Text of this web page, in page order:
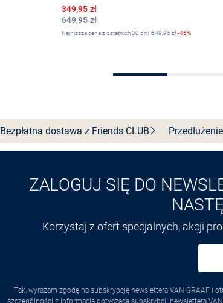
649,95 zł
Obniżona cena
349,95 zł
Najniższa cena z ostatnich 30 dni:649,95zł-46%
Bezpłatna dostawa z FriendsCLUB
ZALOGUJ SIĘ DO
Korzystaj z ofert specjalnych, akcji
Tak, wyrażam zgodę na subskrypcję newslettera VAN GRAAF i
szczególności z informacją dotyczącą subskrybcji newslettera